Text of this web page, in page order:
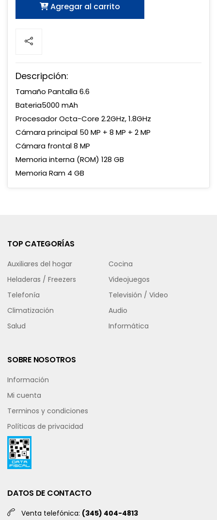
Agregar al carrito
Descripción:
Tamaño Pantalla 6.6
Bateria5000 mAh
Procesador Octa-Core 2.2GHz, 1.8GHz
Cámara principal 50 MP + 8 MP + 2 MP
Cámara frontal 8 MP
Memoria interna (ROM) 128 GB
Memoria Ram 4 GB
TOP CATEGORÍAS
Auxiliares del hogar
Cocina
Heladeras / Freezers
Videojuegos
Telefonía
Televisión / Video
Climatización
Audio
Salud
Informática
SOBRE NOSOTROS
Información
Mi cuenta
Terminos y condiciones
Políticas de privacidad
DATOS DE CONTACTO
Venta telefónica: (345) 404-4813